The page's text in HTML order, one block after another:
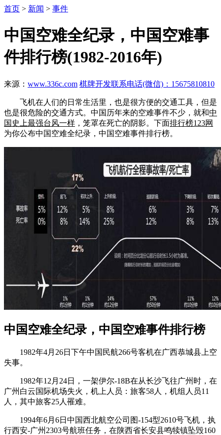
首页 > 新闻 > 事件
中国空难全纪录，中国空难事
件排行榜(1982-2016年)
来源： www.336c.com 棋牌开发联系电话(微信)：15675810810
飞机在人们的日常生活里，也是很方便的交通工具，但是
也是很危险的交通方式。中国历年来的空难事件不少，就和中
国史上最强台风一样 ，笼罩在死亡的阴影。下面排行榜123网
为你公布中国空难全纪录，中国空难事件排行榜。
中国空难全纪录，中国空难事件排行榜
1982年4月26日下午中国民航266号客机在广西恭城县上空
失事。
1982年12月24日，一架伊尔-18B在从长沙飞往广州时，在
广州白云国际机场失火，机上人员：旅客58人，机组人员11
人，其中旅客25人罹难。
1994年6月6日中国西北航空公司图-154型2610号飞机，执
行西安-广州2303号航班任务，在陕西省长安县鸣犊镇坠毁160